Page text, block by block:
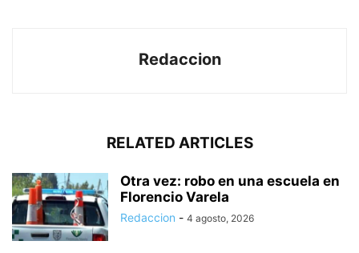
Redaccion
RELATED ARTICLES
Otra vez: robo en una escuela en
Florencio Varela
Redaccion - 4 agosto, 2026